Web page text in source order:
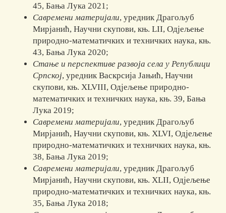
45, Бања Лука 2021;
Савремени материјали, уредник Драгољуб
Мирјанић, Научни скупови, књ. LII, Одјељење
природно-математичких и техничких наука, књ.
43, Бања Лука 2020;
Стање и перспективе развоја села у Републици
Српској, уредник Васкрсија Ја­њић, Научни
скупови, књ. XLVIII, Одјељење природно-
математичких и тех­ничких наука, књ. 39, Бања
Лука 2019;
Савремени материјали, уредник Драгољуб
Мирјанић, Научни скупови, књ. XLVI, Одјељење
природно-математичких и техничких наука, књ.
38, Бања Лука 2019;
Савремени материјали, уредник Драгољуб
Мирјанић, Научни ску­по­ви, књ. XLII, Одјељење
природно-математичких и техничких наука, књ.
35, Бања Лука 2018;